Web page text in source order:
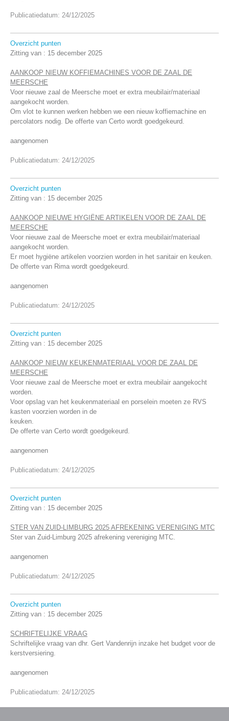
Publicatiedatum: 24/12/2025
Overzicht punten
Zitting van : 15 december 2025
AANKOOP NIEUW KOFFIEMACHINES VOOR DE ZAAL DE
MEERSCHE
Voor nieuwe zaal de Meersche moet er extra meubilair/materiaal
aangekocht worden.
Om vlot te kunnen werken hebben we een nieuw koffiemachine en
percolators nodig. De offerte van Certo wordt goedgekeurd.
aangenomen
Publicatiedatum: 24/12/2025
Overzicht punten
Zitting van : 15 december 2025
AANKOOP NIEUWE HYGIËNE ARTIKELEN VOOR DE ZAAL DE
MEERSCHE
Voor nieuwe zaal de Meersche moet er extra meubilair/materiaal
aangekocht worden.
Er moet hygiëne artikelen voorzien worden in het sanitair en keuken.
De offerte van Rima wordt goedgekeurd.
aangenomen
Publicatiedatum: 24/12/2025
Overzicht punten
Zitting van : 15 december 2025
AANKOOP NIEUW KEUKENMATERIAAL VOOR DE ZAAL DE
MEERSCHE
Voor nieuwe zaal de Meersche moet er extra meubilair aangekocht
worden.
Voor opslag van het keukenmateriaal en porselein moeten ze RVS
kasten voorzien worden in de
keuken.
De offerte van Certo wordt goedgekeurd.
aangenomen
Publicatiedatum: 24/12/2025
Overzicht punten
Zitting van : 15 december 2025
STER VAN ZUID-LIMBURG 2025 AFREKENING VERENIGING MTC
Ster van Zuid-Limburg 2025 afrekening vereniging MTC.
aangenomen
Publicatiedatum: 24/12/2025
Overzicht punten
Zitting van : 15 december 2025
SCHRIFTELIJKE VRAAG
Schriftelijke vraag van dhr. Gert Vandenrijn inzake het budget voor de
kerstversiering.
aangenomen
Publicatiedatum: 24/12/2025